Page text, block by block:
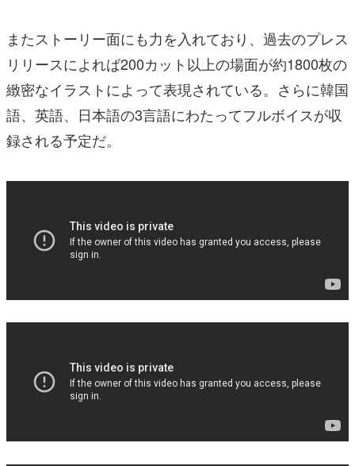
またストーリー面にも力を入れており、過去のプレス
リリースによれば200カット以上の場面が約1800枚の
緻密なイラストによって表現されている。さらに韓国
語、英語、日本語の3言語にわたってフルボイスが収
録される予定だ。